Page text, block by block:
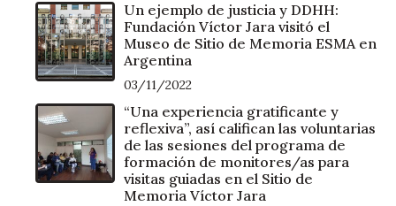
Un ejemplo de justicia y DDHH:
Fundación Víctor Jara visitó el
Museo de Sitio de Memoria ESMA en
Argentina
03/11/2022
“Una experiencia gratificante y
reflexiva”, así califican las voluntarias
de las sesiones del programa de
formación de monitores/as para
visitas guiadas en el Sitio de
Memoria Víctor Jara